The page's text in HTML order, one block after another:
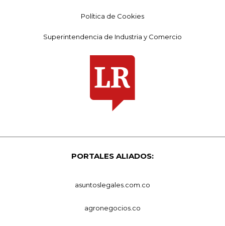
Política de Cookies
Superintendencia de Industria y Comercio
PORTALES ALIADOS:
asuntoslegales.com.co
agronegocios.co